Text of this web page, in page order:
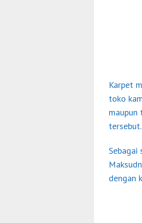
Karpet
toko
tersebut.
Sebagai
dengan